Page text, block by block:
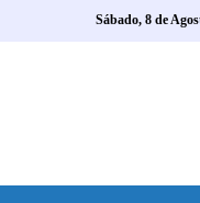
Sábado, 8 de